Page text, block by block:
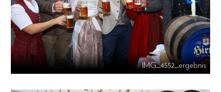
IMG_4552_ergebnis